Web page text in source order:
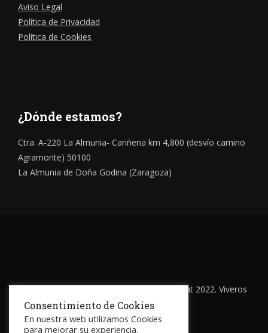
Aviso Legal
Política de Privacidad
Política de Cookies
¿Dónde estamos?
Ctra. A-220 La Almunia- Cariñena km 4,800 (desvío camino
Agramonte) 50100
La Almunia de Doña Godina (Zaragoza)
Todos los derechos reservados © Copyright 2022. Viveros
Mariano Soria
Consentimiento de Cookies
En nuestra web utilizamos Cookies
para mejorar su experiencia.